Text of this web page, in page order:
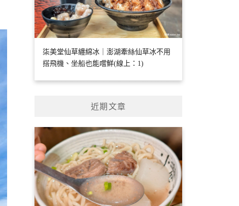
柒美堂仙草纏綿冰｜澎湖牽絲仙草冰不用
搭飛機、坐船也能嚐鮮(線上：1)
近期文章